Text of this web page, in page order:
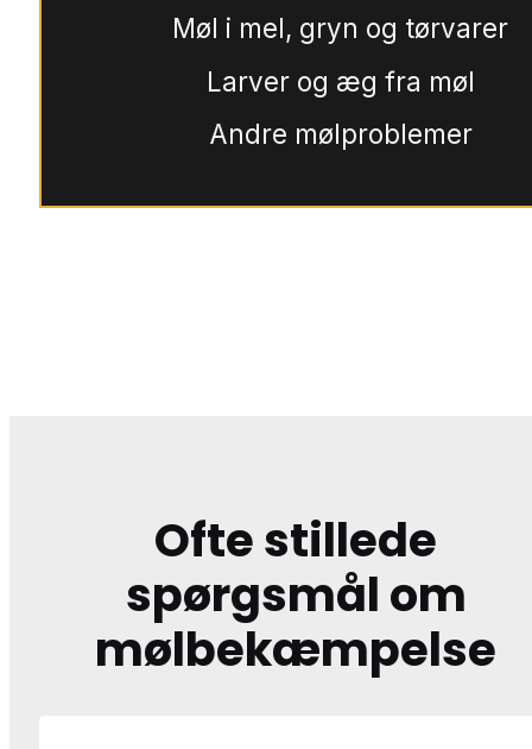
Møl i mel, gryn og tørvarer
Larver og æg fra møl
Andre mølproblemer
Ofte stillede
spørgsmål om
mølbekæmpelse